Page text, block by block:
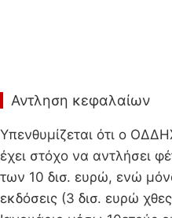
Αντληση κεφαλαίων
Υπενθυμίζεται ότι ο
έχει στόχο να αντλήσει
των 10 δισ. ευρώ, ενώ
εκδόσεις (3 δισ. ευρώ